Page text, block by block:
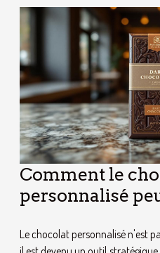
Comment le
personnalisé
Le chocolat personnalisé n'est